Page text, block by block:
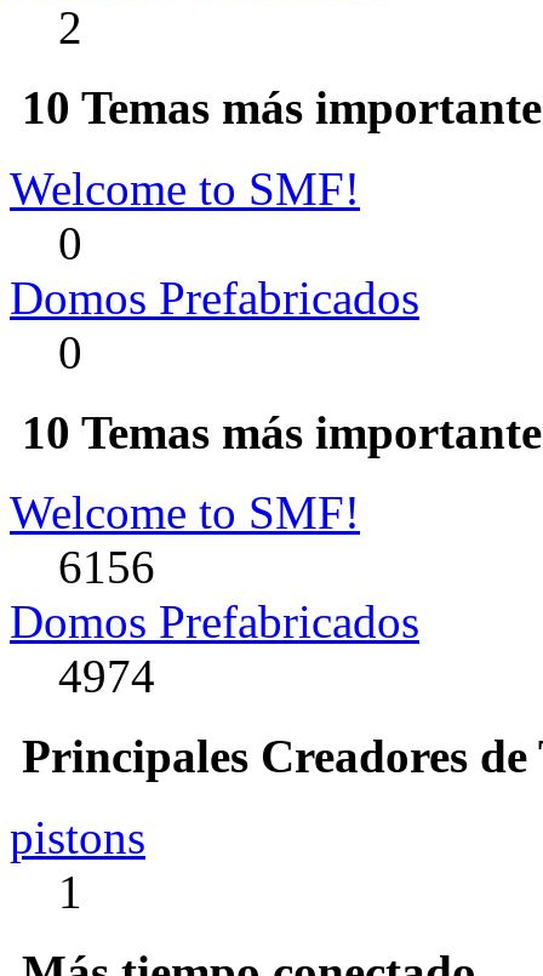
2
10 Temas más
Welcome to SMF!
0
Domos Prefabricados
0
10 Temas más
Welcome to SMF!
6156
Domos Prefabricados
4974
Principales Creadores de
pistons
1